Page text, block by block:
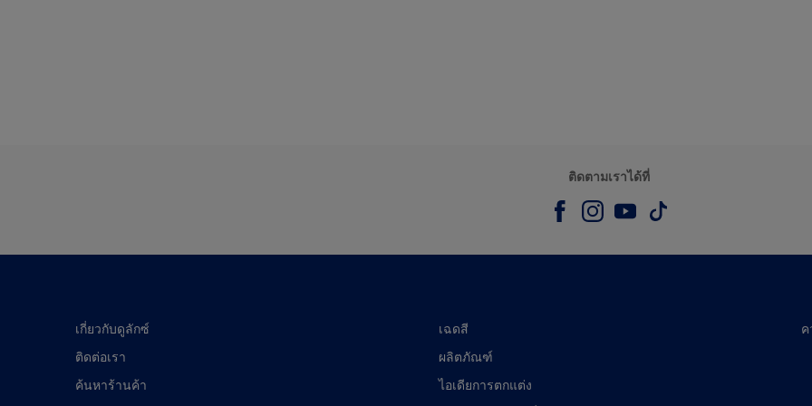
ติดตามเราได้ที่
เกี่ยวกับดูลักซ์
ติดต่อเรา
ค้นหาร้านค้า
เฉดสี
ผลิตภัณฑ์
ไอเดียการตกแต่ง